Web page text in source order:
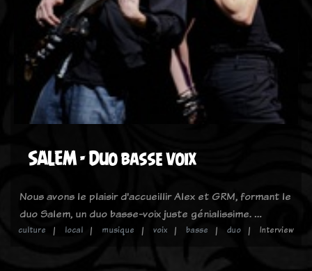
SALEM - Duo basse voix
Nous avons le plaisir d'accueillir Alex et GRM, formant le
duo Salem, un duo basse-voix juste génialissime. …
culture local musique voix basse duo Interview